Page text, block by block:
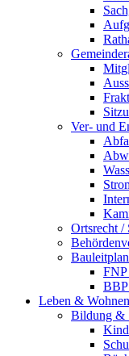
Ver- und
Ortsrecht /
FNP
BBP
Leben & Wohnen
Bildung &